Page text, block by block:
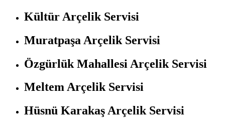
Kültür Arçelik Servisi
Muratpaşa Arçelik Servisi
Özgürlük Mahallesi Arçelik Servisi
Meltem Arçelik Servisi
Hüsnü Karakaş Arçelik Servisi